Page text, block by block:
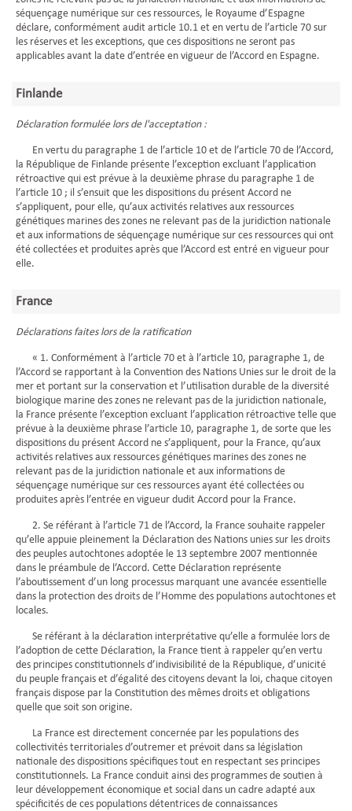
séquençage numérique sur ces ressources, le Royaume d’Espagne
déclare, conformément audit article 10.1 et en vertu de l’article 70 sur
les réserves et les exceptions, que ces dispositions ne seront pas
applicables avant la date d’entrée en vigueur de l’Accord en Espagne.
Finlande
Déclaration formulée lors de l'acceptation :
En vertu du paragraphe 1 de l’article 10 et de l’article 70 de l’Accord,
la République de Finlande présente l’exception excluant l’application
rétroactive qui est prévue à la deuxième phrase du paragraphe 1 de
l’article 10 ; il s’ensuit que les dispositions du présent Accord ne
s’appliquent, pour elle, qu’aux activités relatives aux ressources
génétiques marines des zones ne relevant pas de la juridiction nationale
et aux informations de séquençage numérique sur ces ressources qui ont
été collectées et produites après que l’Accord est entré en vigueur pour
elle.
France
Déclarations faites lors de la ratification
« 1. Conformément à l’article 70 et à l’article 10, paragraphe 1, de
l’Accord se rapportant à la Convention des Nations Unies sur le droit de la
mer et portant sur la conservation et l’utilisation durable de la diversité
biologique marine des zones ne relevant pas de la juridiction nationale,
la France présente l’exception excluant l’application rétroactive telle que
prévue à la deuxième phrase l’article 10, paragraphe 1, de sorte que les
dispositions du présent Accord ne s’appliquent, pour la France, qu’aux
activités relatives aux ressources génétiques marines des zones ne
relevant pas de la juridiction nationale et aux informations de
séquençage numérique sur ces ressources ayant été collectées ou
produites après l’entrée en vigueur dudit Accord pour la France.
2. Se référant à l’article 71 de l’Accord, la France souhaite rappeler
qu’elle appuie pleinement la Déclaration des Nations unies sur les droits
des peuples autochtones adoptée le 13 septembre 2007 mentionnée
dans le préambule de l’Accord. Cette Déclaration représente
l’aboutissement d’un long processus marquant une avancée essentielle
dans la protection des droits de l’Homme des populations autochtones et
locales.
Se référant à la déclaration interprétative qu’elle a formulée lors de
l’adoption de cette Déclaration, la France tient à rappeler qu’en vertu
des principes constitutionnels d’indivisibilité de la République, d’unicité
du peuple français et d’égalité des citoyens devant la loi, chaque citoyen
français dispose par la Constitution des mêmes droits et obligations
quelle que soit son origine.
La France est directement concernée par les populations des
collectivités territoriales d’outremer et prévoit dans sa législation
nationale des dispositions spécifiques tout en respectant ses principes
constitutionnels. La France conduit ainsi des programmes de soutien à
leur développement économique et social dans un cadre adapté aux
spécificités de ces populations détentrices de connaissances